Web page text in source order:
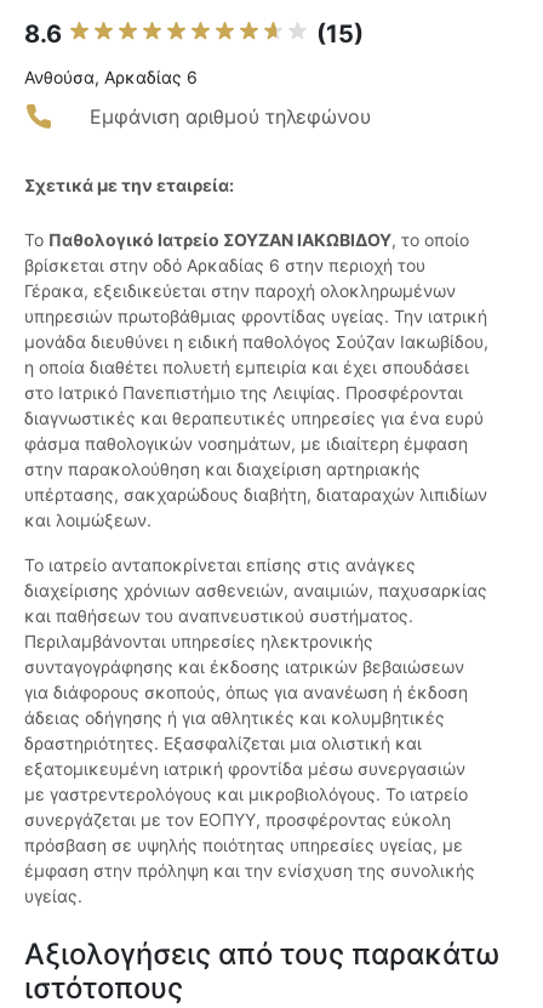
8.6 (15)
Ανθούσα, Αρκαδίας 6
Εμφάνιση αριθμού τηλεφώνου
Σχετικά με την εταιρεία:
Το Παθολογικό Ιατρείο ΣΟΥΖΑΝ ΙΑΚΩΒΙΔΟΥ, το οποίο
βρίσκεται στην οδό Αρκαδίας 6 στην περιοχή του
Γέρακα, εξειδικεύεται στην παροχή ολοκληρωμένων
υπηρεσιών πρωτοβάθμιας φροντίδας υγείας. Την ιατρική
μονάδα διευθύνει η ειδική παθολόγος Σούζαν Ιακωβίδου,
η οποία διαθέτει πολυετή εμπειρία και έχει σπουδάσει
στο Ιατρικό Πανεπιστήμιο της Λειψίας. Προσφέρονται
διαγνωστικές και θεραπευτικές υπηρεσίες για ένα ευρύ
φάσμα παθολογικών νοσημάτων, με ιδιαίτερη έμφαση
στην παρακολούθηση και διαχείριση αρτηριακής
υπέρτασης, σακχαρώδους διαβήτη, διαταραχών λιπιδίων
και λοιμώξεων.
Το ιατρείο ανταποκρίνεται επίσης στις ανάγκες
διαχείρισης χρόνιων ασθενειών, αναιμιών, παχυσαρκίας
και παθήσεων του αναπνευστικού συστήματος.
Περιλαμβάνονται υπηρεσίες ηλεκτρονικής
συνταγογράφησης και έκδοσης ιατρικών βεβαιώσεων
για διάφορους σκοπούς, όπως για ανανέωση ή έκδοση
άδειας οδήγησης ή για αθλητικές και κολυμβητικές
δραστηριότητες. Εξασφαλίζεται μια ολιστική και
εξατομικευμένη ιατρική φροντίδα μέσω συνεργασιών
με γαστρεντερολόγους και μικροβιολόγους. Το ιατρείο
συνεργάζεται με τον ΕΟΠΥΥ, προσφέροντας εύκολη
πρόσβαση σε υψηλής ποιότητας υπηρεσίες υγείας, με
έμφαση στην πρόληψη και την ενίσχυση της συνολικής
υγείας.
Αξιολογήσεις από τους παρακάτω
ιστότοπους